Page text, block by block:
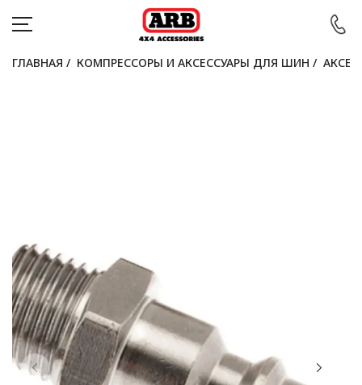
ПОКУПАТЕЛЯМ
КОНТАКТЫ
Войти
ГЛАВНАЯ / КОМПРЕССОРЫ И АКСЕССУАРЫ ДЛЯ ШИН /